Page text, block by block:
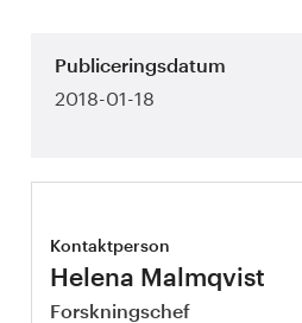
Publiceringsdatum
2018-01-18
Kontaktperson
Helena Malmqvist
Forskningschef